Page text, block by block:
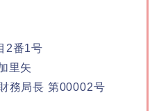
2番1号
里矢
務局長 第00002号